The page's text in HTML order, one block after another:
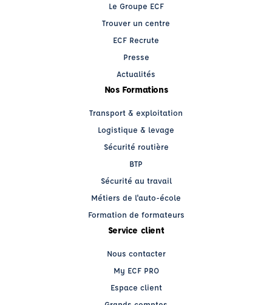
Le Groupe ECF
Trouver un centre
ECF Recrute
Presse
Actualités
Nos Formations
Transport & exploitation
Logistique & levage
Sécurité routière
BTP
Sécurité au travail
Métiers de l'auto-école
Formation de formateurs
Service client
Nous contacter
My ECF PRO
Espace client